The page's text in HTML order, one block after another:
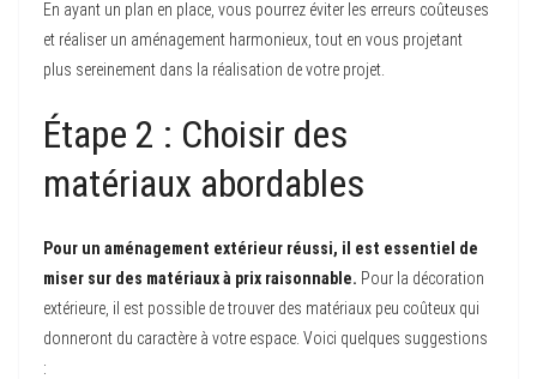
En ayant un plan en place, vous pourrez éviter les erreurs coûteuses
et réaliser un aménagement harmonieux, tout en vous projetant
plus sereinement dans la réalisation de votre projet.
Étape 2 : Choisir des
matériaux abordables
Pour un aménagement extérieur réussi, il est essentiel de
miser sur des matériaux à prix raisonnable. Pour la décoration
extérieure, il est possible de trouver des matériaux peu coûteux qui
donneront du caractère à votre espace. Voici quelques suggestions
: